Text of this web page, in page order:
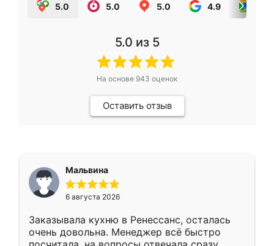
5.0 5.0 5.0 4.9
5.0 из 5
На основе 943 оценок
Оставить отзыв
Мальвина
6 августа 2026
Заказывала кухню в Ренессанс, осталась
очень довольна. Менеджер всё быстро